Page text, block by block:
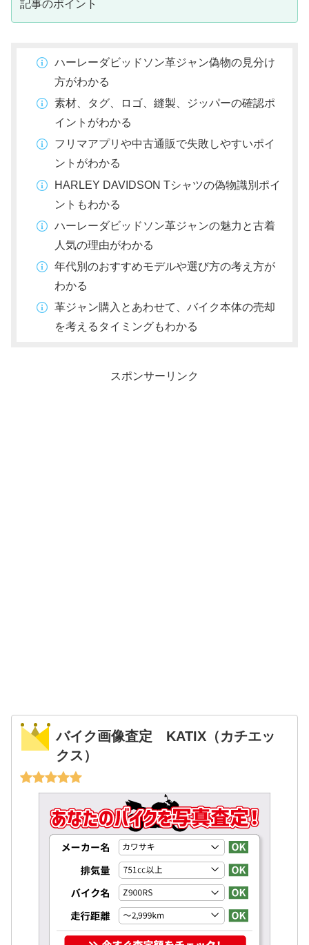
記事のポイント
ハーレーダビッドソン革ジャン偽物の見分け
方がわかる
素材、タグ、ロゴ、縫製、ジッパーの確認ポ
イントがわかる
フリマアプリや中古通販で失敗しやすいポイ
ントがわかる
HARLEY DAVIDSON Tシャツの偽物識別ポイ
ントもわかる
ハーレーダビッドソン革ジャンの魅力と古着
人気の理由がわかる
年代別のおすすめモデルや選び方の考え方が
わかる
革ジャン購入とあわせて、バイク本体の売却
を考えるタイミングもわかる
スポンサーリンク
バイク画像査定 KATIX（カチエッ
クス）